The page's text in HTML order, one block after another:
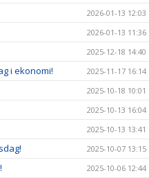
2026-01-13 12:03
2026-01-13 11:36
2025-12-18 14:40
i ekonomi! 2025-11-17 16:14
2025-10-18 10:01
2025-10-13 16:04
2025-10-13 13:41
2025-10-07 13:15
2025-10-06 12:44